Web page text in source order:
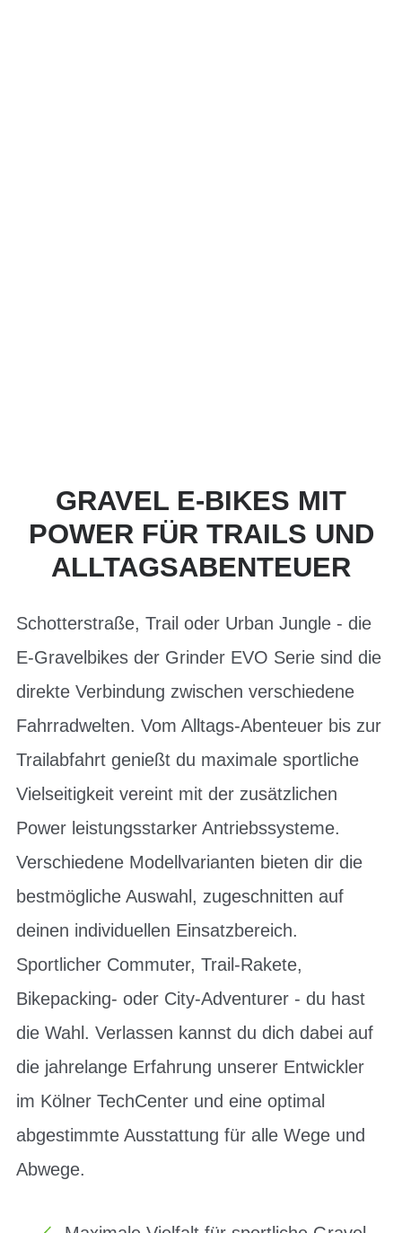
GRAVEL E-BIKES MIT
POWER FÜR TRAILS UND
ALLTAGSABENTEUER
Schotterstraße, Trail oder Urban Jungle - die
E-Gravelbikes der Grinder EVO Serie sind die
direkte Verbindung zwischen verschiedene
Fahrradwelten. Vom Alltags-Abenteuer bis zur
Trailabfahrt genießt du maximale sportliche
Vielseitigkeit vereint mit der zusätzlichen
Power leistungsstarker Antriebssysteme.
Verschiedene Modellvarianten bieten dir die
bestmögliche Auswahl, zugeschnitten auf
deinen individuellen Einsatzbereich.
Sportlicher Commuter, Trail-Rakete,
Bikepacking- oder City-Adventurer - du hast
die Wahl. Verlassen kannst du dich dabei auf
die jahrelange Erfahrung unserer Entwickler
im Kölner TechCenter und eine optimal
abgestimmte Ausstattung für alle Wege und
Abwege.